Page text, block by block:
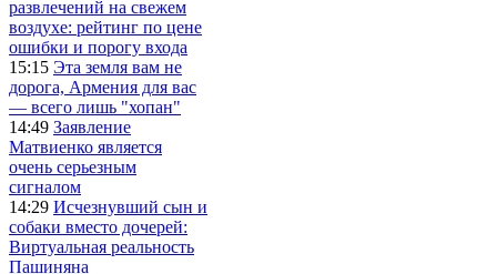
развлечений на свежем
воздухе: рейтинг по цене
ошибки и порогу входа
15:15 Эта земля вам не
дорога, Армения для вас
— всего лишь "хопан"
14:49 Заявление
Матвиенко является
очень серьезным
сигналом
14:29 Исчезнувший сын и
собаки вместо дочерей:
Виртуальная реальность
Пашиняна